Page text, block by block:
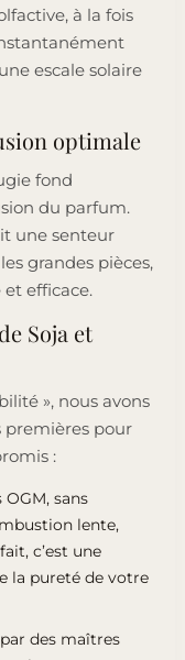
à la fois
escale solaire
optimale
fond
du parfum.
une senteur
grandes pièces,
efficace.
Soja et
», nous avons
premières pour
:
OGM, sans
lente,
c’est une
la pureté de votre
des maîtres